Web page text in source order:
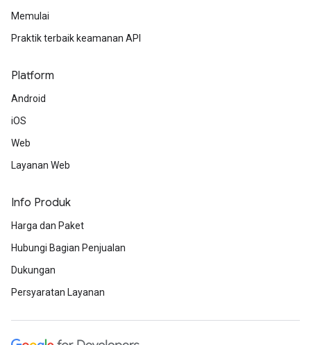
Memulai
Praktik terbaik keamanan API
Platform
Android
iOS
Web
Layanan Web
Info Produk
Harga dan Paket
Hubungi Bagian Penjualan
Dukungan
Persyaratan Layanan